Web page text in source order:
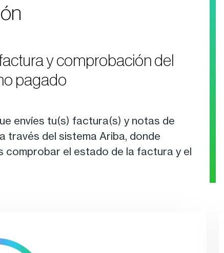
y comprobación del
pagado
envíes tu(s) factura(s) y notas de
través del sistema Ariba, donde
comprobar el estado de la factura y el